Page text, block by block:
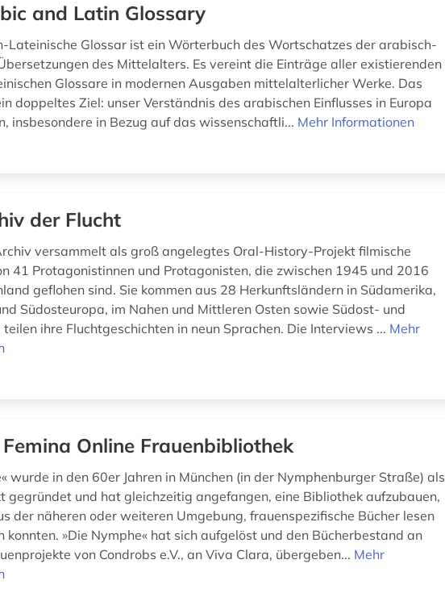
and Latin Glossary
Lateinische Glossar ist ein Wörterbuch des Wortschatzes der arabisch-
des Mittelalters. Es vereint die Einträge aller existierenden
Glossare in modernen Ausgaben mittelalterlicher Werke. Das
doppeltes Ziel: unser Verständnis des arabischen Einflusses in Europa
insbesondere in Bezug auf das wissenschaftli... Mehr Informationen
der Flucht
versammelt als groß angelegtes Oral-History-Projekt filmische
41 Protagonistinnen und Protagonisten, die zwischen 1945 und 2016
geflohen sind. Sie kommen aus 28 Herkunftsländern in Südamerika,
Südosteuropa, im Nahen und Mittleren Osten sowie Südost- und
ihre Fluchtgeschichten in neun Sprachen. Die Interviews ... Mehr
Online Frauenbibliothek
wurde in den 60er Jahren in München (in der Nymphenburger Straße) als
gegründet und hat gleichzeitig angefangen, eine Bibliothek aufzubauen,
der näheren oder weiteren Umgebung, frauenspezifische Bücher lesen
konnten. »Die Nymphe« hat sich aufgelöst und den Bücherbestand an
von Condrobs e.V., an Viva Clara, übergeben... Mehr